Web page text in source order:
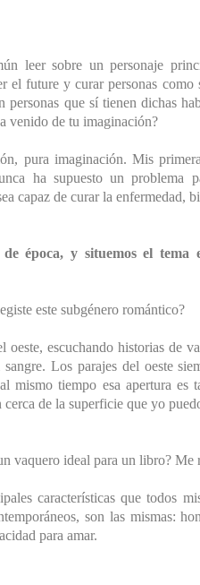
leer sobre un personaje
el future y curar personas
personas que sí tienen dichas
venido de tu imaginación?
pura imaginación. Mis
ha supuesto un
capaz de curar la enfermedad,
de época, y situemos el
este subgénero romántico?
oeste, escuchando historias de
sangre. Los parajes del oeste
mismo tiempo esa apertura es
cerca de la superficie que yo
vaquero ideal para un libro? Me
características que todos
son las mismas:
para amar.